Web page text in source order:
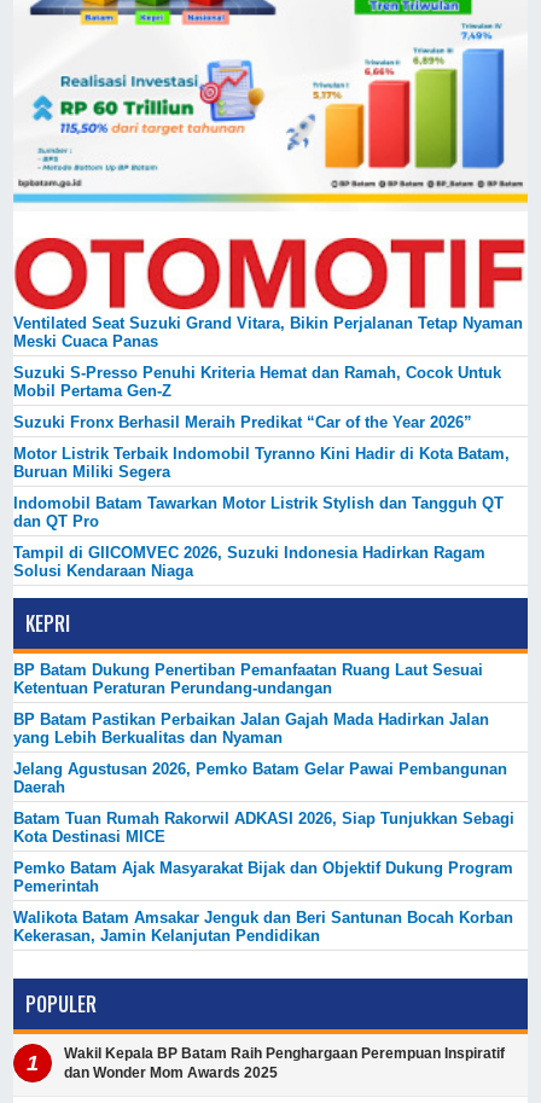
Ventilated Seat Suzuki Grand Vitara, Bikin Perjalanan Tetap Nyaman
Meski Cuaca Panas
Suzuki S-Presso Penuhi Kriteria Hemat dan Ramah, Cocok Untuk
Mobil Pertama Gen-Z
Suzuki Fronx Berhasil Meraih Predikat “Car of the Year 2026”
Motor Listrik Terbaik Indomobil Tyranno Kini Hadir di Kota Batam,
Buruan Miliki Segera
Indomobil Batam Tawarkan Motor Listrik Stylish dan Tangguh QT
dan QT Pro
Tampil di GIICOMVEC 2026, Suzuki Indonesia Hadirkan Ragam
Solusi Kendaraan Niaga
KEPRI
BP Batam Dukung Penertiban Pemanfaatan Ruang Laut Sesuai
Ketentuan Peraturan Perundang-undangan
BP Batam Pastikan Perbaikan Jalan Gajah Mada Hadirkan Jalan
yang Lebih Berkualitas dan Nyaman
Jelang Agustusan 2026, Pemko Batam Gelar Pawai Pembangunan
Daerah
Batam Tuan Rumah Rakorwil ADKASI 2026, Siap Tunjukkan Sebagi
Kota Destinasi MICE
Pemko Batam Ajak Masyarakat Bijak dan Objektif Dukung Program
Pemerintah
Walikota Batam Amsakar Jenguk dan Beri Santunan Bocah Korban
Kekerasan, Jamin Kelanjutan Pendidikan
POPULER
Wakil Kepala BP Batam Raih Penghargaan Perempuan Inspiratif
dan Wonder Mom Awards 2025